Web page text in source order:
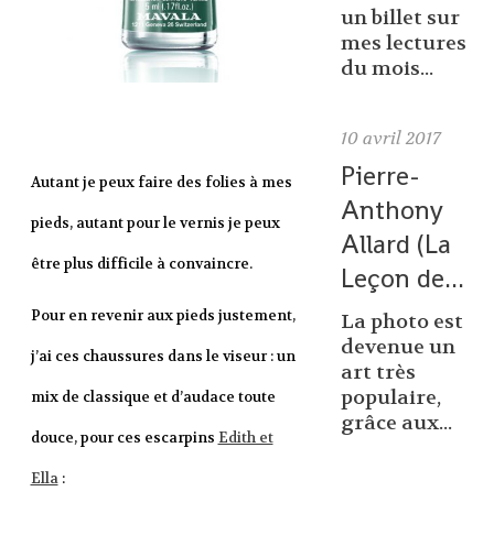
Autant je peux faire des folies à mes
pieds, autant pour le vernis je peux
être plus difficile à convaincre.
Pour en revenir aux pieds justement,
j’ai ces chaussures dans le viseur : un
mix de classique et d’audace toute
douce, pour ces escarpins Edith et
Ella:
un billet sur
mes lectures
du mois...
10 avril 2017
Pierre-
Anthony
Allard (La
Leçon de...
La photo est
devenue un
art très
populaire,
grâce aux...